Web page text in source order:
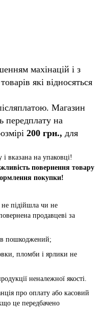
махінацій і з
які відносяться
Магазин
передплату на
200 грн., для
і вказана на упаковці!
повернення товару
покупки!
підійшла чи не
продавцеві за
пошкоджений;
пломби і ярлики не
неналежної якості.
про оплату або касовий
це передбачено